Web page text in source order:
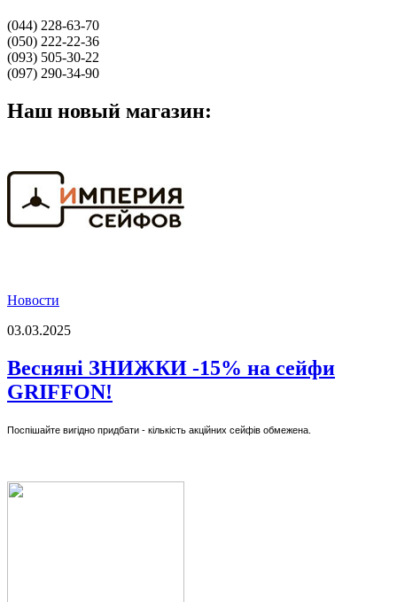
(044) 228-63-70
(050) 222-22-36
(093) 505-30-22
(097) 290-34-90
Наш новый магазин:
Новости
03.03.2025
Весняні ЗНИЖКИ -15% на сейфи
GRIFFON!
Поспішайте вигідно придбати - кількість акційних сейфів обмежена.